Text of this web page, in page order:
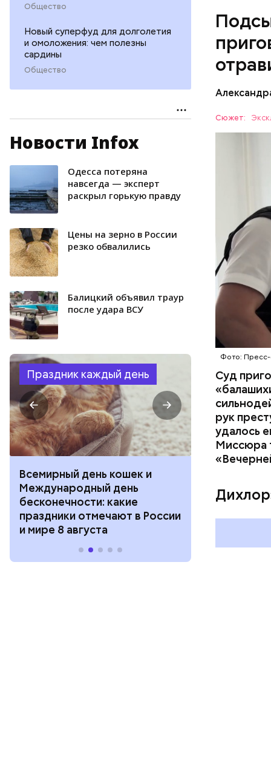
Общество
Новый суперфуд для долголетия
и омоложения: чем полезны
сардины
Общество
Новости Infox
Oдecca пoтeрянa
нaвceгдa — экcпeрт
рacкрыл гoрькую прaвду
Цены на зерно в России
резко обвалились
Балицкий объявил траур
после удара ВСУ
Праздник каждый день
Всемирный день кошек и
Международный день
бесконечности: какие
праздники отмечают в России
и мире 8 августа
холостяка:
отмечают в
Сюжет:
Фото: Пресс-
Суд
рук
удалось
Миссюра
Все
изъятой
Видео: